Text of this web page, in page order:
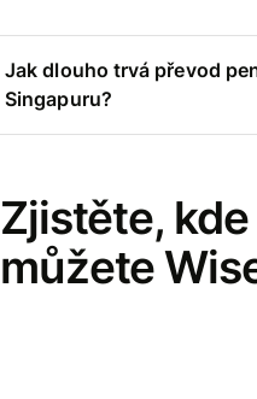
Jak dlouho trvá převod
Singapuru?
Zjistěte,
můžete